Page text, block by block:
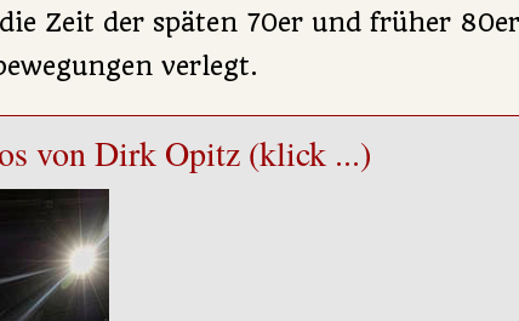
Zeit der späten 70er und früher 80er
verlegt.
von Dirk Opitz (klick ...)